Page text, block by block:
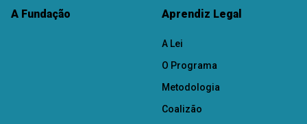
A Fundação Aprendiz Legal
A Lei
O Programa
Metodologia
Coalizão